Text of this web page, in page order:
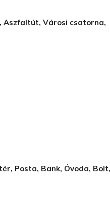
Aszfaltút, Városi csatorna,
Posta, Bank, Óvoda,